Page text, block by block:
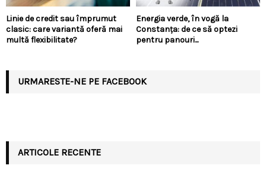
Linie de credit sau împrumut
clasic: care variantă oferă mai
multă flexibilitate?
Energia verde, în vogă la
Constanța: de ce să optezi
pentru panouri...
URMARESTE-NE PE FACEBOOK
ARTICOLE RECENTE